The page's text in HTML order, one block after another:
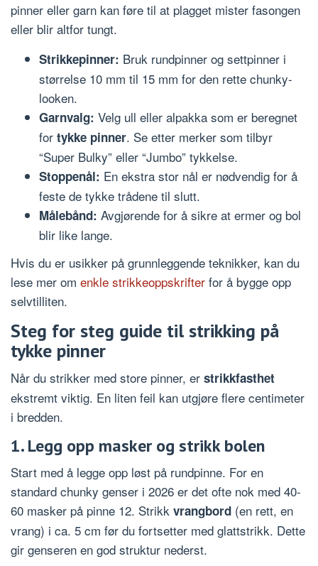
pinner eller garn kan føre til at plagget mister fasongen
eller blir altfor tungt.
Strikkepinner: Bruk rundpinner og settpinner i
størrelse 10 mm til 15 mm for den rette chunky-
looken.
Garnvalg: Velg ull eller alpakka som er beregnet
for tykke pinner. Se etter merker som tilbyr
“Super Bulky” eller “Jumbo” tykkelse.
Stoppenål: En ekstra stor nål er nødvendig for å
feste de tykke trådene til slutt.
Målebånd: Avgjørende for å sikre at ermer og bol
blir like lange.
Hvis du er usikker på grunnleggende teknikker, kan du
lese mer om enkle strikkeoppskrifter for å bygge opp
selvtilliten.
Steg for steg guide til strikking på
tykke pinner
Når du strikker med store pinner, er strikkfasthet
ekstremt viktig. En liten feil kan utgjøre flere centimeter
i bredden.
1. Legg opp masker og strikk bolen
Start med å legge opp løst på rundpinne. For en
standard chunky genser i 2026 er det ofte nok med 40-
60 masker på pinne 12. Strikk vrangbord (en rett, en
vrang) i ca. 5 cm før du fortsetter med glattstrikk. Dette
gir genseren en god struktur nederst.